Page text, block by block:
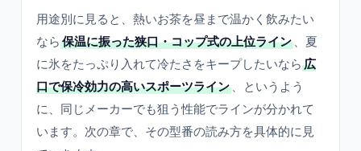
用途別に見ると、熱いお茶を昼まで温かく飲みたい
なら 保温に振った狭口・コップ式の上位ライン 、夏
に氷をたっぷり入れて冷たさをキープしたいなら 広
口で保冷効力の高いスポーツライン 、というよう
に、同じメーカーでも狙う性能でラインが分かれて
います。次の章で、その型番の読み方を具体的に見